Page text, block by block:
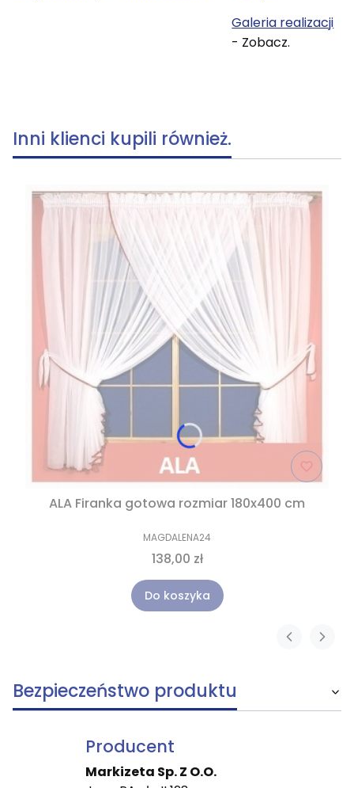
Galeria realizacji
- Zobacz.
Inni klienci kupili również.
ALA Firanka gotowa rozmiar 180x400 cm
MAGDALENA24
138,00 zł
Do koszyka
Bezpieczeństwo produktu
Producent
Markizeta Sp. Z O.O.